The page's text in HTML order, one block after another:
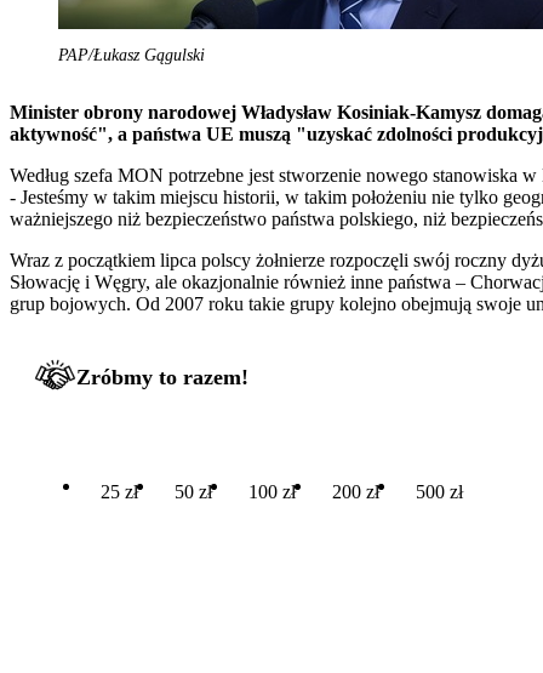
PAP/Łukasz Gągulski
Minister obrony narodowej Władysław Kosiniak-Kamysz
aktywność", a państwa UE muszą "uzyskać zdolności
Według szefa MON potrzebne jest stworzenie nowego stanowiska
- Jesteśmy w takim miejscu historii, w takim położeniu nie tylko
ważniejszego niż bezpieczeństwo państwa polskiego, niż
Wraz z początkiem lipca polscy żołnierze rozpoczęli swój roczny
Słowację i Węgry, ale okazjonalnie również inne państwa –
grup bojowych. Od 2007 roku takie grupy kolejno obejmują swoje
Zróbmy to razem!
25 zł 50 zł 100 zł 200 zł 500 zł